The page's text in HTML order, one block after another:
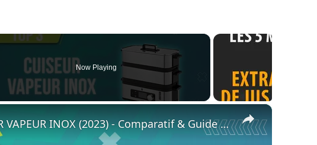
Now Playing
×
⭐️ MEILLEUR CUISEUR VAPEUR INOX (2023) - Comparatif & Guide d'achat